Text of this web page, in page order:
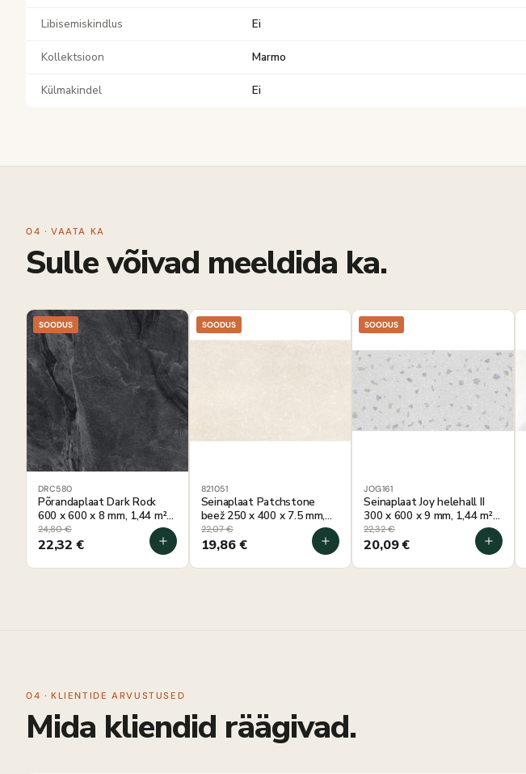
Libisemiskindlus Ei
Kollektsioon Marmo
Külmakindel Ei
04 · VAATA KA
Sulle võivad meeldida ka.
SOODUS
DRC580
Põrandaplaat Dark Rock
600 x 600 x 8 mm, 1,44 m²
pakis
24,80€
22,32 €
SOODUS
821051
Seinaplaat Patchstone
beež 250 x 400 x 7.5 mm,
1,6 m² pakis
22,07€
19,86€
SOODUS
JOG161
Seinaplaat Joy helehall II
300 x 600 x 9 mm, 1,44 m²
pakis
22,32€
20,09€
04 · KLIENTIDE ARVUSTUSED
Mida kliendid räägivad.